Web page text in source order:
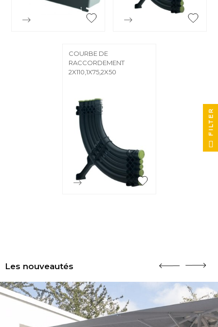
COURBE DE
RACCORDEMENT
2X110,1X75,2X50
Les nouveautés
FILTER